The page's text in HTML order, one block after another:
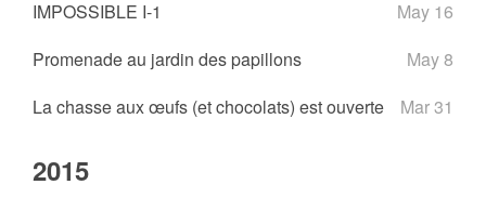
IMPOSSIBLE I-1
May 16
Promenade au jardin des papillons
May 8
La chasse aux œufs (et chocolats) est ouverte
Mar 31
2015